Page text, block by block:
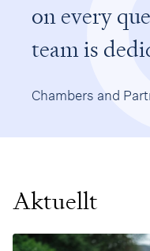
on every
team is
Chambers and
Aktuellt